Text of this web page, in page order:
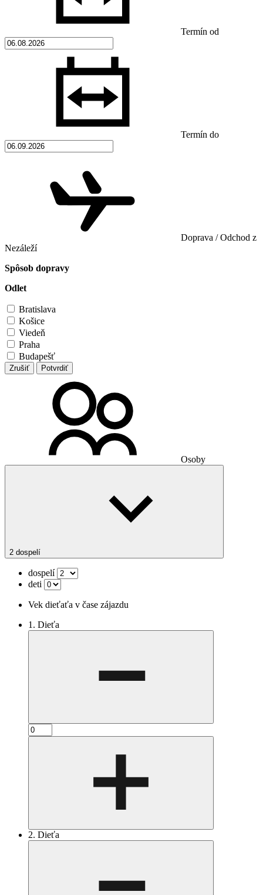
Termín od
Termín do
Doprava / Odchod z
Nezáleží
Spôsob dopravy
Odlet
Bratislava
Košice
Viedeň
Praha
Budapešť
Zrušiť Potvrdiť
Osoby
2 dospelí
dospelí
deti
Vek dieťaťa v čase zájazdu
1. Dieťa
2. Dieťa